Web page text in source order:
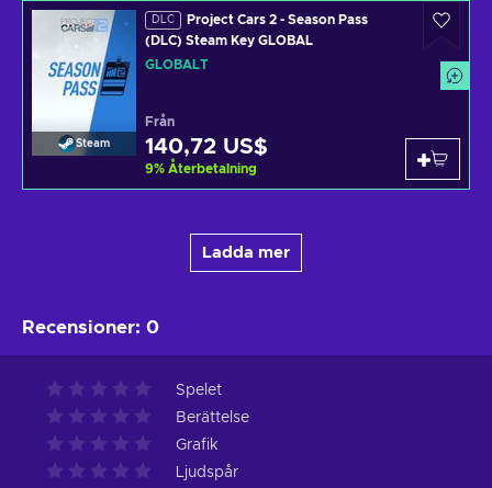
Steam
DLC
Project Cars 2 - Season Pass
(DLC) Steam Key GLOBAL
GLOBALT
Från
140,72 US$
9% Återbetalning
Ladda mer
Recensioner: 0
Spelet
Berättelse
Grafik
Ljudspår